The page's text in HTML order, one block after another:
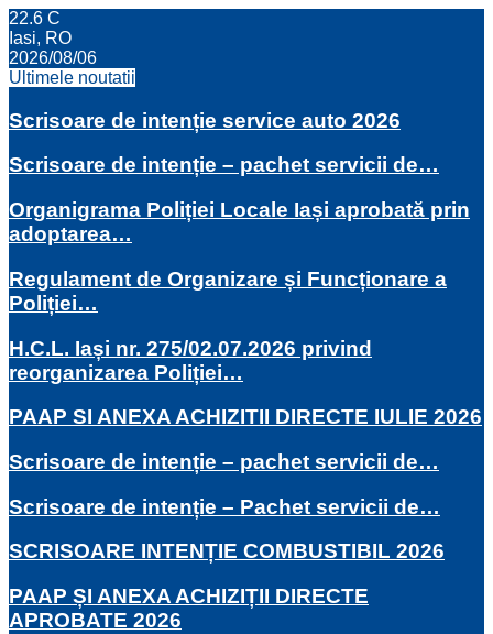
22.6 C
Iasi, RO
2026/08/06
Ultimele noutatii
Scrisoare de intenție service auto 2026
Scrisoare de intenție – pachet servicii de…
Organigrama Poliției Locale Iași aprobată prin
adoptarea…
Regulament de Organizare și Funcționare a
Poliției…
H.C.L. Iași nr. 275/02.07.2026 privind
reorganizarea Poliției…
PAAP SI ANEXA ACHIZITII DIRECTE IULIE 2026
Scrisoare de intenție – pachet servicii de…
Scrisoare de intenție – Pachet servicii de…
SCRISOARE INTENȚIE COMBUSTIBIL 2026
PAAP ȘI ANEXA ACHIZIȚII DIRECTE
APROBATE 2026